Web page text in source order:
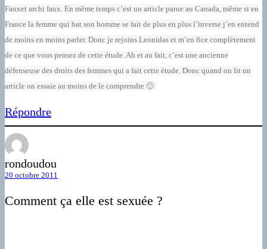
Fauxet archi faux. En même temps c’est un article parue au Canada, même si en
France la femme qui bat son homme se fait de plus en plus l’inverse j’en entend
de moins en moins parler. Donc je rejoins Leonidas et m’en fice complètement
de ce que vous pensez de cette étude. Ah et au fait, c’est une ancienne
défenseuse des droits des femmes qui a fait cette étude. Donc quand on lit un
article on essaie au moins de le comprendre 🙂
Répondre
rondoudou
20 octobre 2011
Comment ça elle est sexuée ?